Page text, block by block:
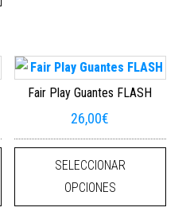
Este producto tiene múltiples
Fair Play Guantes FLASH
26,00€
SELECCIONAR
OPCIONES